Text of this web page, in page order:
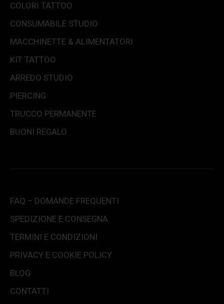
COLORI TATTOO
CONSUMABILE STUDIO
MACCHINETTE & ALIMENTATORI
KIT TATTOO
ARREDO STUDIO
PIERCING
TRUCCO PERMANENTE
BUONI REGALO
FAQ – DOMANDE FREQUENTI
SPEDIZIONE E CONSEGNA
TERMINI E CONDIZIONI
PRIVACY E COOKIE POLICY
BLOG
CONTATTI